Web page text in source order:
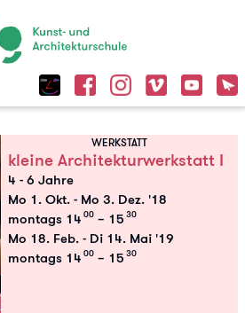
WERKSTATT
kleine Architekturwerkstatt I
4 - 6 Jahre
Mo 1. Okt. - Mo 3. Dez. '18
montags 14 00 – 15 30
Mo 18. Feb. - Di 14. Mai '19
montags 14 00 – 15 30